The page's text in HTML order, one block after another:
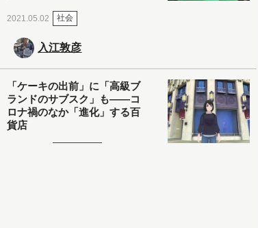
2021.05.02 社会
入江敦彦
「ケーキの出前」に「高級ブ
ランドのサブスク」も――コ
ロナ禍のなか「進化」する百
貨店